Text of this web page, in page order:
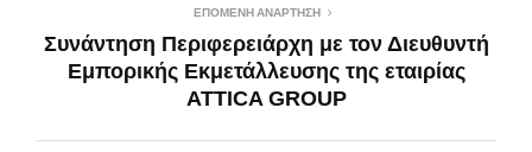
ΕΠΌΜΕΝΗ ΑΝΆΡΤΗΣΗ
Συνάντηση Περιφερειάρχη με τον Διευθυντή
Εμπορικής Εκμετάλλευσης της εταιρίας
ATTICA GROUP